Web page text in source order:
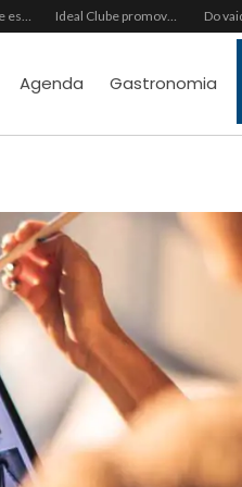
Grupo Chocolate estreia na Europa com primeira turnê internacional Ideal Clube promove programação especial para celebrar o Dia dos Pais com música, gastronomia e lazer para toda a família
Agenda Gastronomia